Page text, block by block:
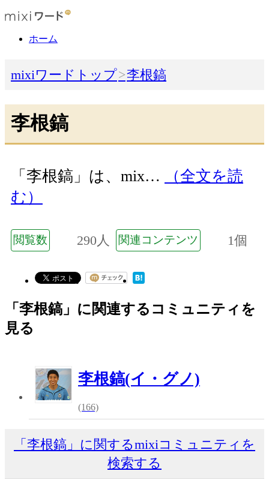
ホーム
mixiワードトップ 李根鎬
李根鎬
「李根鎬」は、mix…
（全文を読
む）
閲覧数 290人 関連コンテンツ 1個
「李根鎬」に関連するコミュニティを
見る
李根鎬(イ・グノ)
(166)
「李根鎬」に関するmixiコミュニティを
検索する